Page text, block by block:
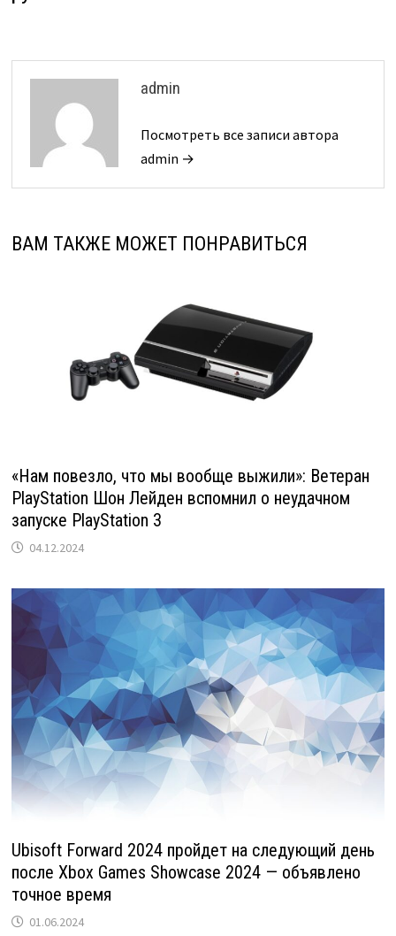
admin
Посмотреть все записи автора
admin →
ВАМ ТАКЖЕ МОЖЕТ ПОНРАВИТЬСЯ
«Нам повезло, что мы вообще выжили»: Ветеран
PlayStation Шон Лейден вспомнил о неудачном
запуске PlayStation 3
04.12.2024
Ubisoft Forward 2024 пройдет на следующий день
после Xbox Games Showcase 2024 — объявлено
точное время
01.06.2024